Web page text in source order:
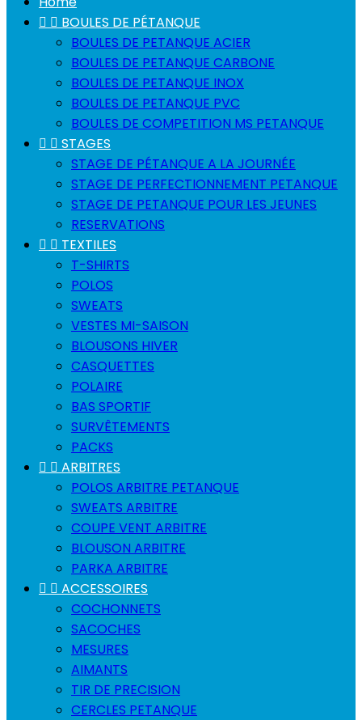
  BOULES DE PÉTANQUE
BOULES DE PETANQUE ACIER
BOULES DE PETANQUE CARBONE
BOULES DE PETANQUE INOX
BOULES DE PETANQUE PVC
BOULES DE COMPETITION MS PETANQUE
  STAGES
STAGE DE PÉTANQUE A LA JOURNÉE
STAGE DE PERFECTIONNEMENT PETANQUE
STAGE DE PETANQUE POUR LES JEUNES
RESERVATIONS
  TEXTILES
T-SHIRTS
POLOS
SWEATS
VESTES MI-SAISON
BLOUSONS HIVER
CASQUETTES
POLAIRE
BAS SPORTIF
SURVÊTEMENTS
PACKS
  ARBITRES
POLOS ARBITRE PETANQUE
SWEATS ARBITRE
COUPE VENT ARBITRE
BLOUSON ARBITRE
PARKA ARBITRE
  ACCESSOIRES
COCHONNETS
SACOCHES
MESURES
AIMANTS
TIR DE PRECISION
CERCLES PETANQUE